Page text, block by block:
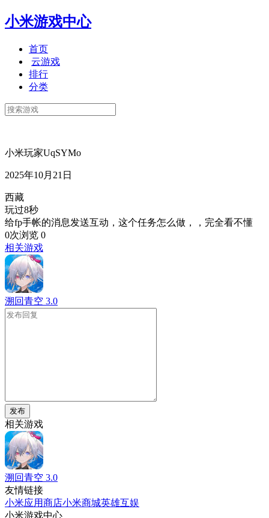
小米游戏中心
首页
云游戏
排行
分类
小米玩家UqSYMo
2025年10月21日
西藏
玩过8秒
给fp手帐的消息发送互动，这个任务怎么做，，完全看不懂
0次浏览 0
相关游戏
溯回青空 3.0
发布
相关游戏
溯回青空 3.0
友情链接
小米应用商店小米商城英雄互娱
小米游戏中心